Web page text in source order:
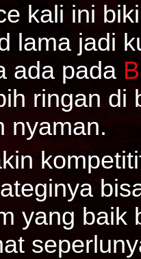
kali ini
lama jadi
ada pada
ringan di
nyaman.
yang baik